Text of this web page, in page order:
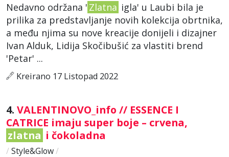
Nedavno održana ' Zlatna igla' u Laubi bila je
prilika za predstavljanje novih kolekcija obrtnika,
a među njima su nove kreacije donijeli i dizajner
Ivan Alduk, Lidija Skočibušić za vlastiti brend
'Petar' ...
Kreirano 17 Listopad 2022
4. VALENTINOVO_info // ESSENCE I
CATRICE imaju super boje – crvena,
zlatna i čokoladna
/ Style&Glow/